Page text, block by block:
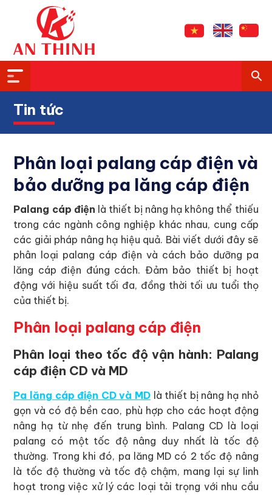
Tin tức
Phân loại palang cáp điện và
bảo dưỡng pa lăng cáp điện
Palang cáp điện là thiết bị nâng hạ không thể thiếu
trong các ngành công nghiệp khác nhau, cung cấp
các giải pháp nâng hạ hiệu quả. Bài viết dưới đây sẽ
phân loại palang cáp điện và cách bảo dưỡng pa
lăng cáp điện đúng cách. Đảm bảo thiết bị hoạt
động với hiệu suất tối đa, đồng thời tối ưu tuổi thọ
của thiết bị.
Phân loại palang cáp điện
Phân loại theo tốc độ vận hành: Palang
cáp điện CD và MD
Pa lăng cáp điện CD và MD là thiết bị nâng hạ nhỏ
gọn và có độ bền cao, phù hợp cho các hoạt động
nâng hạ từ nhẹ đến trung bình. Palang CD là loại
palang có một tốc độ nâng duy nhất là tốc độ
thường. Trong khi đó, pa lăng MD có 2 tốc độ nâng
là tốc độ thường và tốc độ chậm, mang lại sự linh
hoạt trong việc xử lý các loại tải trọng với nhu cầu